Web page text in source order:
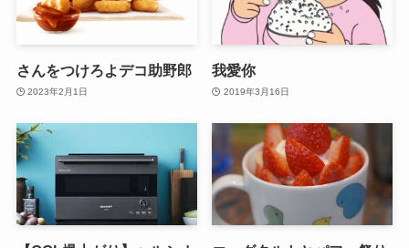
さんをつけろよデコ助野郎
2023年2月1日
我愛你
2019年3月16日